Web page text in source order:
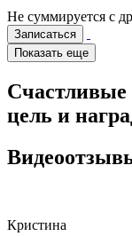
Не суммируется с
Записаться
Показать еще
цель и
Кристина